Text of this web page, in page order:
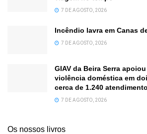
7 DE AGOSTO, 2026
Incêndio lavra em Canas
7 DE AGOSTO, 2026
GIAV da Beira Serra
violência doméstica em
cerca de 1.240
7 DE AGOSTO, 2026
Os nossos livros